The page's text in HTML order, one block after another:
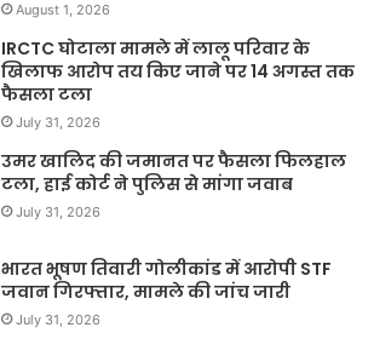
August 1, 2026
IRCTC घोटाला मामले में लालू परिवार के
खिलाफ आरोप तय किए जाने पर 14 अगस्त तक
फैसला टला
July 31, 2026
उमर खालिद की जमानत पर फैसला फिलहाल
टला, हाई कोर्ट ने पुलिस से मांगा जवाब
July 31, 2026
भारत भूषण तिवारी गोलीकांड में आरोपी STF
जवान गिरफ्तार, मामले की जांच जारी
July 31, 2026